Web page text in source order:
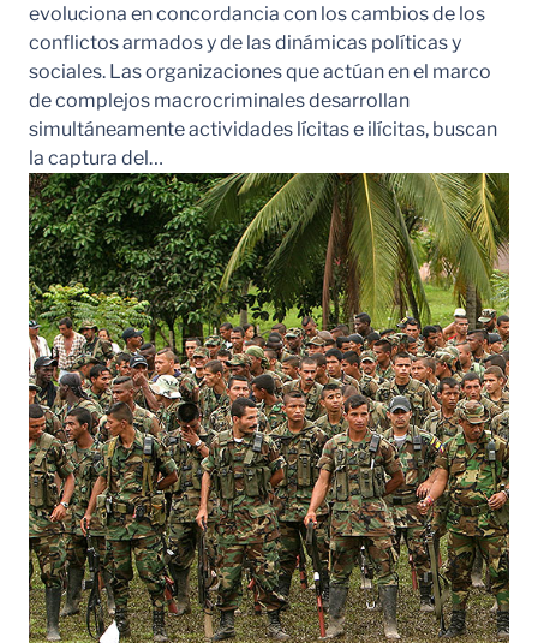
evoluciona en concordancia con los cambios de los
conflictos armados y de las dinámicas políticas y
sociales. Las organizaciones que actúan en el marco
de complejos macrocriminales desarrollan
simultáneamente actividades lícitas e ilícitas, buscan
la captura del…